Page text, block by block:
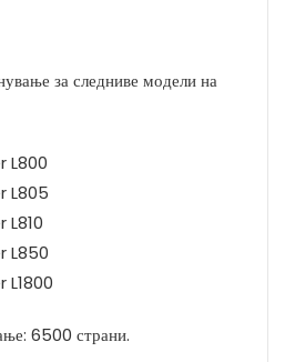
за следниве модели на
L800
L805
L850
6500 страни.